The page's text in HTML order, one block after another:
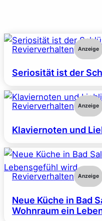
Revierverhalten Anzeige
Seriosität ist der
Revierverhalten Anzeige
Klaviernoten und
Revierverhalten Anzeige
Neue Küche in Bad
Wohnraum ein